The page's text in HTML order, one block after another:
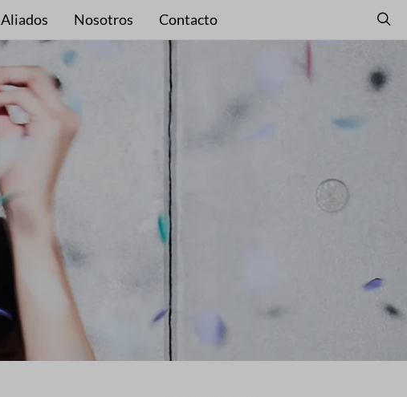
Aliados Nosotros Contacto